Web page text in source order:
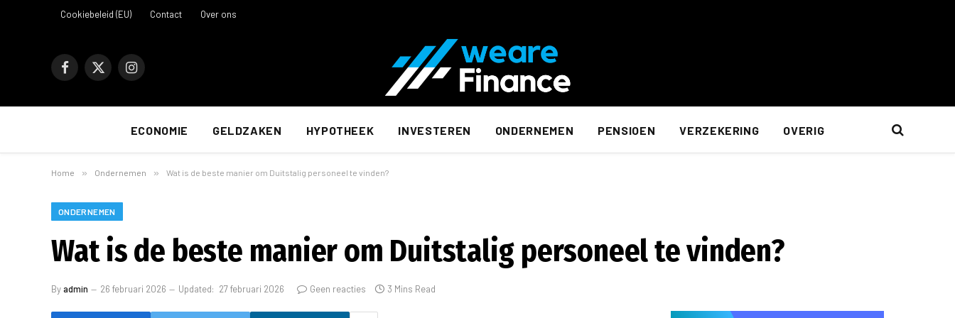
Cookiebeleid (EU) Contact Over ons
Facebook
X
Instagram
ECONOMIE GELDZAKEN HYPOTHEEK INVESTEREN ONDERNEMEN PENSIOEN VERZEKERING OVERIG
Home » Ondernemen » Wat is de beste manier om Duitstalig personeel te vinden?
ONDERNEMEN
Wat is de beste manier om Duitstalig personeel te vinden?
Byadmin 26 februari 2026 Updated: 27 februari 2026 Geen reacties 3 Mins Read